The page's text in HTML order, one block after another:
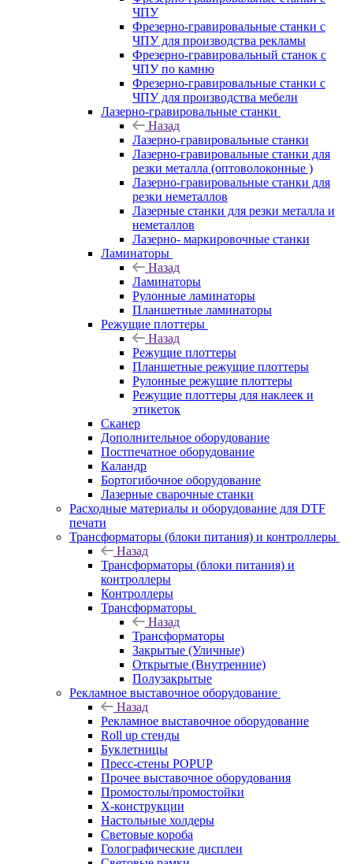
ЧПУ
Фрезерно-гравировальные станки с
ЧПУ для производства рекламы
Фрезерно-гравировальный станок с
ЧПУ по камню
Фрезерно-гравировальные станки с
ЧПУ для производства мебели
Лазерно-гравировальные станки
Назад
Лазерно-гравировальные станки
Лазерно-гравировальные станки для
резки металла (оптоволоконные )
Лазерно-гравировальные станки для
резки неметаллов
Лазерные станки для резки металла и
неметаллов
Лазерно- маркировочные станки
Ламинаторы
Назад
Ламинаторы
Рулонные ламинаторы
Планшетные ламинаторы
Режущие плоттеры
Назад
Режущие плоттеры
Планшетные режущие плоттеры
Рулонные режущие плоттеры
Режущие плоттеры для наклеек и
этикеток
Сканер
Дополнительное оборудование
Постпечатное оборудование
Каландр
Бортогибочное оборудование
Лазерные сварочные станки
Расходные материалы и оборудование для DTF
печати
Трансформаторы (блоки питания) и контроллеры
Назад
Трансформаторы (блоки питания) и
контроллеры
Контроллеры
Трансформаторы
Назад
Трансформаторы
Закрытые (Уличные)
Открытые (Внутренние)
Полузакрытые
Рекламное выставочное оборудование
Назад
Рекламное выставочное оборудование
Roll up стенды
Буклетницы
Пресс-стены POPUP
Прочее выставочное оборудования
Промостолы/промостойки
Х-конструкции
Настольные холдеры
Световые короба
Голографические дисплеи